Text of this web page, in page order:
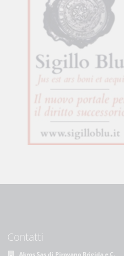
Contatti
Akros Sas di Pirovano Brigida e C.